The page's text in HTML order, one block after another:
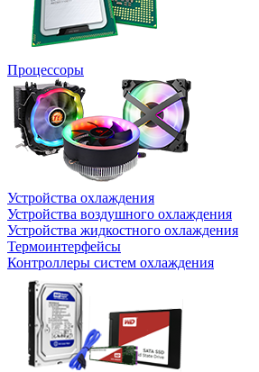
Процессоры
Устройства охлаждения
Устройства воздушного охлаждения
Устройства жидкостного охлаждения
Термоинтерфейсы
Контроллеры систем охлаждения